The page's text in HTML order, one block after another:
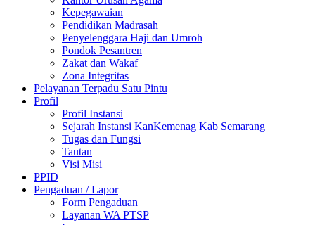
Kepegawaian
Pendidikan Madrasah
Penyelenggara Haji dan Umroh
Pondok Pesantren
Zakat dan Wakaf
Zona Integritas
Pelayanan Terpadu Satu Pintu
Profil
Profil Instansi
Sejarah Instansi KanKemenag Kab Semarang
Tugas dan Fungsi
Tautan
Visi Misi
PPID
Pengaduan / Lapor
Form Pengaduan
Layanan WA PTSP